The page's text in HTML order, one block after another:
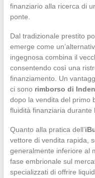
finanziario alla ricerca di
ponte.
Dal tradizionale prestito
emerge come
ingegnosa combina il
consentendo così una
finanziamento. Un
ci sono rimborso di
dopo la vendita del primo
fluidità finanziaria durante
Quanto alla pratica dell’
vettore di vendita rapida,
generalmente inferiore al
fase embrionale sul
specializzati di offrire